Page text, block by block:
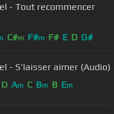
- Tout recommencer
C#m F#m F# E D G#
- S'laisser aimer (Audio)
D Am C Bm B Em